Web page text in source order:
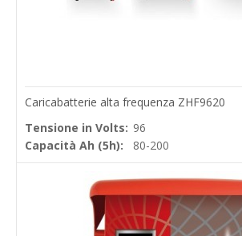
Caricabatterie alta frequenza ZHF9620
Tensione in Volts: 96
Capacità Ah (5h):
80-200